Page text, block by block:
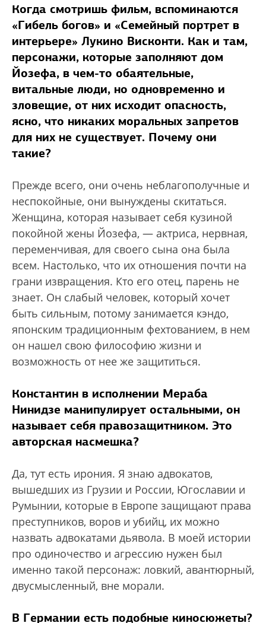
Когда смотришь фильм, вспоминаются
«Гибель богов» и «Семейный портрет в
интерьере» Лукино Висконти. Как и там,
персонажи, которые заполняют дом
Йозефа, в чем-то обаятельные,
витальные люди, но одновременно и
зловещие, от них исходит опасность,
ясно, что никаких моральных запретов
для них не существует. Почему они
такие?
Прежде всего, они очень неблагополучные и
неспокойные, они вынуждены скитаться.
Женщина, которая называет себя кузиной
покойной жены Йозефа, — актриса, нервная,
переменчивая, для своего сына она была
всем. Настолько, что их отношения почти на
грани извращения. Кто его отец, парень не
знает. Он слабый человек, который хочет
быть сильным, потому занимается кэндо,
японским традиционным фехтованием, в нем
он нашел свою философию жизни и
возможность от нее же защититься.
Константин в исполнении Мераба
Нинидзе манипулирует остальными, он
называет себя правозащитником. Это
авторская насмешка?
Да, тут есть ирония. Я знаю адвокатов,
вышедших из Грузии и России, Югославии и
Румынии, которые в Европе защищают права
преступников, воров и убийц, их можно
назвать адвокатами дьявола. В моей истории
про одиночество и агрессию нужен был
именно такой персонаж: ловкий, авантюрный,
двусмысленный, вне морали.
В Германии есть подобные киносюжеты?